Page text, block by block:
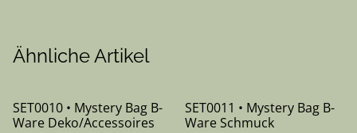
Ähnliche Artikel
SET0010 • Mystery Bag B-
Ware Deko/Accessoires
SET0011 • Mystery Bag B-
Ware Schmuck